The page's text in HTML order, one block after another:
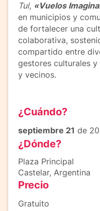
Tul, «Vuelos
en municipios y
de fortalecer una
colaborativa,
compartido entre
gestores culturales
y vecinos.
¿Cuándo?
septiembre 21 de
¿Dónde?
Plaza Principal
Castelar, Argentina
Precio
Gratuito